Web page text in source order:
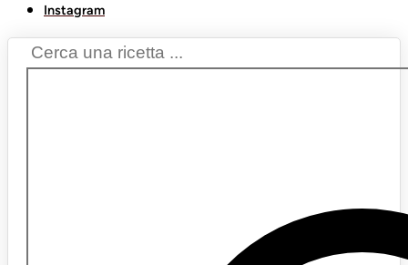
Instagram
Search
...